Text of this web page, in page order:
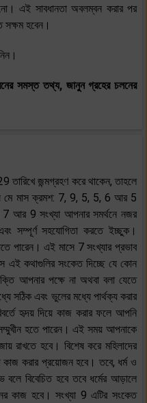
এই সাবধানতা অবলম্বন করার পর
হবেন।
সমস্ত তথ্য, জানুন গ্রহের চলনের
জন্মগ্রহণ করে থাকেন, তাহলে
মে মাস ক্রমশ: 7, 9, 5, 5, 6 আর 5
7 আর 9 সংখ্যা আপনার সমর্থনে নজর
সম্পূর্ণ সহযোগিতা করতে ইচ্ছুক।
পারেন। এই মাসে 7 সংখ্যার প্রভাব
এই কথাগুলির সংকেত দিচ্ছে যে কোন
আপনার পক্ষে না অথবা বলা যেতে
সঠিক এবং ভুলের মধ্যে পার্থক্য করার
হৃদয় দিয়ে কাজ করার ফলে আপনি
সম্মুখীন হতে পারেন। এই সময় আপনাকে
রাখতে হবে। বিশেষ করে মহিলাদের
কাজ করার প্রয়োজন হবে। তবে, ধর্ম ও
বলে বিবেচিত হবে তবে ধর্মের আড়ালে
কাজ হবে। সংখ্যা 9 এটির সংকেত